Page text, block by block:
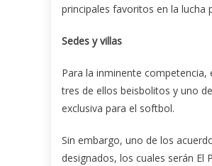
principales favoritos en la lucha
Sedes y villas
Para la inminente
tres de ellos beisbolitos y uno
exclusiva para el softbol.
Sin embargo, uno de los
designados, los cuales serán El